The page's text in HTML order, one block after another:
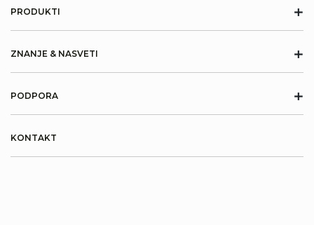
PRODUKTI +
ZNANJE & NASVETI +
PODPORA +
KONTAKT